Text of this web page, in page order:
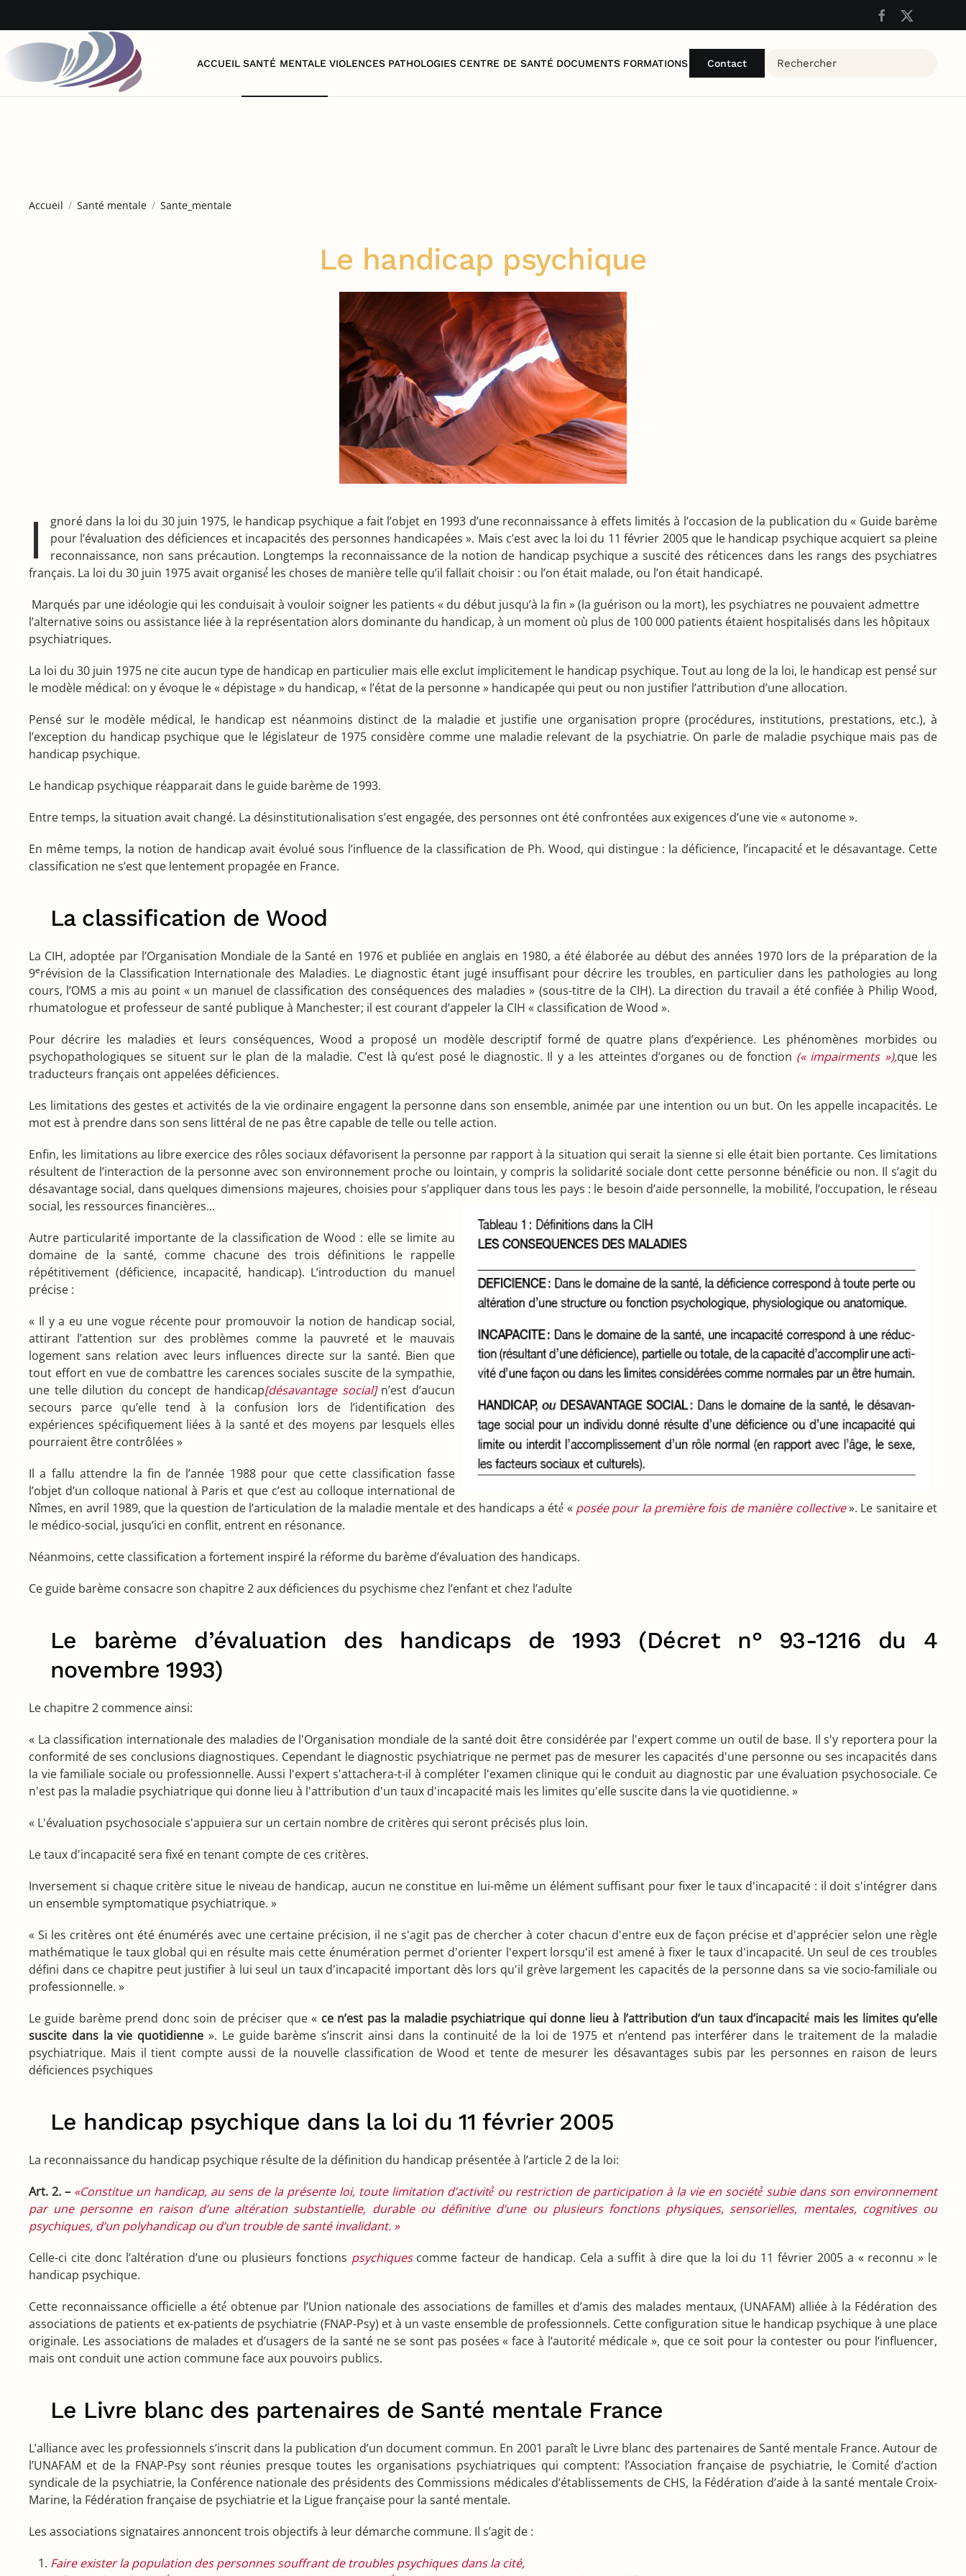
Accéder au contenu principal
ACCUEIL SANTÉ MENTALE VIOLENCES PATHOLOGIES CENTRE DE SANTÉ DOCUMENTS FORMATIONS Contact
Accueil Santé mentale Sante_mentale
Le handicap psychique
I
gnoré dans la loi du 30 juin 1975, le handicap psychique a fait l’objet en 1993 d’une reconnaissance à effets limités à l’occasion de la publication du « Guide barème
pour l’évaluation des déficiences et incapacités des personnes handicapées ». Mais c’est avec la loi du 11 février 2005 que le handicap psychique acquiert sa pleine
reconnaissance, non sans précaution. Longtemps la reconnaissance de la notion de handicap psychique a suscité des réticences dans les rangs des psychiatres
français. La loi du 30 juin 1975 avait organisé́ les choses de manière telle qu’il fallait choisir : ou l’on était malade, ou l’on était handicapé.
Marqués par une idéologie qui les conduisait à vouloir soigner les patients « du début jusqu’à la fin » (la guérison ou la mort), les psychiatres ne pouvaient admettre
l’alternative soins ou assistance liée à la représentation alors dominante du handicap, à un moment où plus de 100 000 patients étaient hospitalisés dans les hôpitaux
psychiatriques.
La loi du 30 juin 1975 ne cite aucun type de handicap en particulier mais elle exclut implicitement le handicap psychique. Tout au long de la loi, le handicap est pensé́ sur
le modèle médical: on y évoque le « dépistage » du handicap, « l’état de la personne » handicapée qui peut ou non justifier l’attribution d’une allocation.
Pensé sur le modèle médical, le handicap est néanmoins distinct de la maladie et justifie une organisation propre (procédures, institutions, prestations, etc.), à
l’exception du handicap psychique que le législateur de 1975 considère comme une maladie relevant de la psychiatrie. On parle de maladie psychique mais pas de
handicap psychique.
Le handicap psychique réapparait dans le guide barème de 1993.
Entre temps, la situation avait changé. La désinstitutionalisation s’est engagée, des personnes ont été confrontées aux exigences d’une vie « autonome ».
En même temps, la notion de handicap avait évolué sous l’influence de la classification de Ph. Wood, qui distingue : la déficience, l’incapacité́ et le désavantage. Cette
classification ne s’est que lentement propagée en France.
La classification de Wood
La CIH, adoptée par l’Organisation Mondiale de la Santé en 1976 et publiée en anglais en 1980, a été élaborée au début des années 1970 lors de la préparation de la
9erévision de la Classification Internationale des Maladies. Le diagnostic étant jugé insuffisant pour décrire les troubles, en particulier dans les pathologies au long
cours, l’OMS a mis au point « un manuel de classification des conséquences des maladies » (sous-titre de la CIH). La direction du travail a été confiée à Philip Wood,
rhumatologue et professeur de santé publique à Manchester; il est courant d’appeler la CIH « classification de Wood ».
Pour décrire les maladies et leurs conséquences, Wood a proposé un modèle descriptif formé de quatre plans d’expérience. Les phénomènes morbides ou
psychopathologiques se situent sur le plan de la maladie. C’est là qu’est posé le diagnostic. Il y a les atteintes d’organes ou de fonction (« impairments »),que les
traducteurs français ont appelées déficiences.
Les limitations des gestes et activités de la vie ordinaire engagent la personne dans son ensemble, animée par une intention ou un but. On les appelle incapacités. Le
mot est à prendre dans son sens littéral de ne pas être capable de telle ou telle action.
Enfin, les limitations au libre exercice des rôles sociaux défavorisent la personne par rapport à la situation qui serait la sienne si elle était bien portante. Ces limitations
résultent de l’interaction de la personne avec son environnement proche ou lointain, y compris la solidarité sociale dont cette personne bénéficie ou non. Il s’agit du
désavantage social, dans quelques dimensions majeures, choisies pour s’appliquer dans tous les pays : le besoin d’aide personnelle, la mobilité, l’occupation, le réseau
social, les ressources financières...
Autre particularité importante de la classification de Wood : elle se limite au
domaine de la santé, comme chacune des trois définitions le rappelle
répétitivement (déficience, incapacité, handicap). L’introduction du manuel
précise :
« Il y a eu une vogue récente pour promouvoir la notion de handicap social,
attirant l’attention sur des problèmes comme la pauvreté et le mauvais
logement sans relation avec leurs influences directe sur la santé. Bien que
tout effort en vue de combattre les carences sociales suscite de la sympathie,
une telle dilution du concept de handicap[désavantage social] n’est d’aucun
secours parce qu’elle tend à la confusion lors de l’identification des
expériences spécifiquement liées à la santé et des moyens par lesquels elles
pourraient être contrôlées »
Il a fallu attendre la fin de l’année 1988 pour que cette classification fasse
l’objet d’un colloque national à Paris et que c’est au colloque international de
Nîmes, en avril 1989, que la question de l’articulation de la maladie mentale et des handicaps a été́ « posée pour la première fois de manière collective». Le sanitaire et
le médico-social, jusqu’ici en conflit, entrent en résonance.
Néanmoins, cette classification a fortement inspiré la réforme du barème d’évaluation des handicaps.
Ce guide barème consacre son chapitre 2 aux déficiences du psychisme chez l’enfant et chez l’adulte
Le barème d’évaluation des handicaps de 1993 (Décret n° 93-1216 du 4
novembre 1993)
Le chapitre 2 commence ainsi:
« La classification internationale des maladies de l'Organisation mondiale de la santé doit être considérée par l'expert comme un outil de base. Il s'y reportera pour la
conformité de ses conclusions diagnostiques. Cependant le diagnostic psychiatrique ne permet pas de mesurer les capacités d'une personne ou ses incapacités dans
la vie familiale sociale ou professionnelle. Aussi l'expert s'attachera-t-il à compléter l'examen clinique qui le conduit au diagnostic par une évaluation psychosociale. Ce
n'est pas la maladie psychiatrique qui donne lieu à l'attribution d'un taux d'incapacité mais les limites qu'elle suscite dans la vie quotidienne. »
« L'évaluation psychosociale s'appuiera sur un certain nombre de critères qui seront précisés plus loin.
Le taux d'incapacité sera fixé en tenant compte de ces critères.
Inversement si chaque critère situe le niveau de handicap, aucun ne constitue en lui-même un élément suffisant pour fixer le taux d'incapacité : il doit s'intégrer dans
un ensemble symptomatique psychiatrique. »
« Si les critères ont été énumérés avec une certaine précision, il ne s'agit pas de chercher à coter chacun d'entre eux de façon précise et d'apprécier selon une règle
mathématique le taux global qui en résulte mais cette énumération permet d'orienter l'expert lorsqu'il est amené à fixer le taux d'incapacité. Un seul de ces troubles
défini dans ce chapitre peut justifier à lui seul un taux d'incapacité important dès lors qu'il grève largement les capacités de la personne dans sa vie socio-familiale ou
professionnelle. »
Le guide barème prend donc soin de préciser que « ce n’est pas la maladie psychiatrique qui donne lieu à l’attribution d’un taux d’incapacité́ mais les limites qu’elle
suscite dans la vie quotidienne ». Le guide barème s’inscrit ainsi dans la continuité́ de la loi de 1975 et n’entend pas interférer dans le traitement de la maladie
psychiatrique. Mais il tient compte aussi de la nouvelle classification de Wood et tente de mesurer les désavantages subis par les personnes en raison de leurs
déficiences psychiques
Le handicap psychique dans la loi du 11 février 2005
La reconnaissance du handicap psychique résulte de la définition du handicap présentée à l’article 2 de la loi:
Art. 2. – «Constitue un handicap, au sens de la présente loi, toute limitation d’activité́ ou restriction de participation à la vie en société́ subie dans son environnement
par une personne en raison d’une altération substantielle, durable ou définitive d’une ou plusieurs fonctions physiques, sensorielles, mentales, cognitives ou
psychiques, d’un polyhandicap ou d’un trouble de santé invalidant. »
Celle-ci cite donc l’altération d’une ou plusieurs fonctions psychiques comme facteur de handicap. Cela a suffit à dire que la loi du 11 février 2005 a « reconnu » le
handicap psychique.
Cette reconnaissance officielle a été́ obtenue par l’Union nationale des associations de familles et d’amis des malades mentaux, (UNAFAM) alliée à la Fédération des
associations de patients et ex-patients de psychiatrie (FNAP-Psy) et à un vaste ensemble de professionnels. Cette configuration situe le handicap psychique à une place
originale. Les associations de malades et d’usagers de la santé ne se sont pas posées « face à l’autorité́ médicale », que ce soit pour la contester ou pour l’influencer,
mais ont conduit une action commune face aux pouvoirs publics.
Le Livre blanc des partenaires de Santé mentale France
L’alliance avec les professionnels s’inscrit dans la publication d’un document commun. En 2001 paraît le Livre blanc des partenaires de Santé mentale France. Autour de
l’UNAFAM et de la FNAP-Psy sont réunies presque toutes les organisations psychiatriques qui comptent: l’Association française de psychiatrie, le Comité́ d’action
syndicale de la psychiatrie, la Conférence nationale des présidents des Commissions médicales d’établissements de CHS, la Fédération d’aide à la santé mentale Croix-
Marine, la Fédération française de psychiatrie et la Ligue française pour la santé mentale.
Les associations signataires annoncent trois objectifs à leur démarche commune. Il s’agit de :
Faire exister la population des personnes souffrant de troubles psychiques dans la cité,